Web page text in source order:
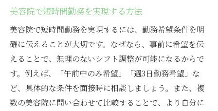
美容院で短時間勤務を実現する方法
美容院で短時間勤務を実現するには、勤務希望条件を明
確に伝えることが大切です。なぜなら、事前に希望を伝
えることで、無理のないシフト調整が可能になるからで
す。例えば、「午前中のみ希望」「週3日勤務希望」な
ど、具体的な条件を面接時に相談しましょう。また、複
数の美容院に問い合わせて比較することで、より自分に